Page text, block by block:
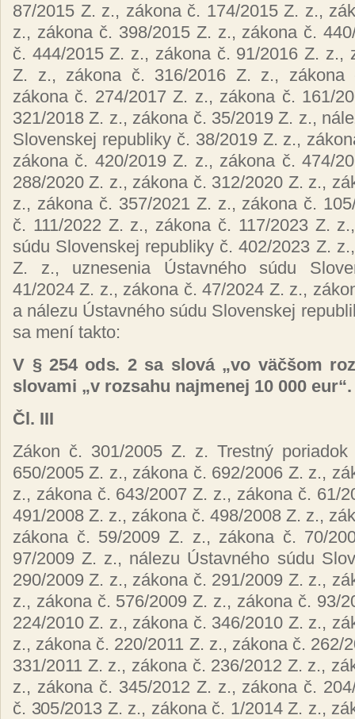
87/2015 Z. z., zákona č. 174/2015 Z. z.,
z., zákona č. 398/2015 Z. z., zákona č.
č. 444/2015 Z. z., zákona č. 91/2016 Z. z.,
Z. z., zákona č. 316/2016 Z. z., zákona
zákona č. 274/2017 Z. z., zákona č. 161/
321/2018 Z. z., zákona č. 35/2019 Z. z.,
Slovenskej republiky č. 38/2019 Z. z.,
zákona č. 420/2019 Z. z., zákona č. 474/
288/2020 Z. z., zákona č. 312/2020 Z. z.,
z., zákona č. 357/2021 Z. z., zákona č.
č. 111/2022 Z. z., zákona č. 117/2023 Z.
súdu Slovenskej republiky č. 402/2023 Z.
Z. z., uznesenia Ústavného súdu
41/2024 Z. z., zákona č. 47/2024 Z. z.,
a nálezu Ústavného súdu Slovenskej
sa mení takto:
V § 254 ods. 2 sa slová „vo väčšom
slovami „v rozsahu najmenej 10 000 eur“.
Čl. III
Zákon č. 301/2005 Z. z. Trestný
650/2005 Z. z., zákona č. 692/2006 Z. z.,
z., zákona č. 643/2007 Z. z., zákona č. 61/
491/2008 Z. z., zákona č. 498/2008 Z. z.,
zákona č. 59/2009 Z. z., zákona č. 70/
97/2009 Z. z., nálezu Ústavného súdu
290/2009 Z. z., zákona č. 291/2009 Z. z.,
z., zákona č. 576/2009 Z. z., zákona č. 93/
224/2010 Z. z., zákona č. 346/2010 Z. z.,
z., zákona č. 220/2011 Z. z., zákona č. 262/
331/2011 Z. z., zákona č. 236/2012 Z. z.,
z., zákona č. 345/2012 Z. z., zákona č.
č. 305/2013 Z. z., zákona č. 1/2014 Z. z.,